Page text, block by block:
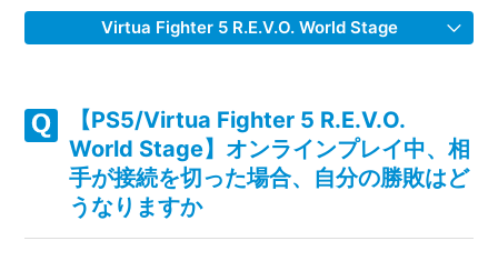
Virtua Fighter 5 R.E.V.O. World Stage
ーケードモードで使えない
【PS5/Virtua Fighter 5 R.E.V.O. World Stage】クロスプレイ
を制限したい・有効にしたい
【PS5/Virtua Fighter 5 R.E.V.O. World Stage】Steam版の問
【PS5/Virtua Fighter 5 R.E.V.O.
World Stage】オンラインプレイ中、相
手が接続を切った場合、自分の勝敗はど
うなりますか